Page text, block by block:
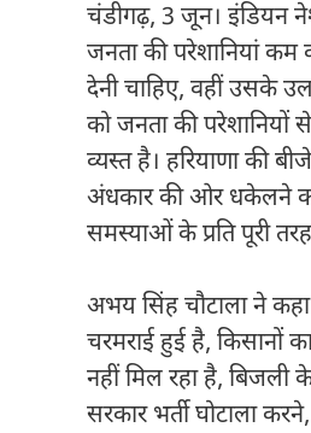
चंडीगढ़, 3 जून। इंडियन
जनता की परेशानियां कम
देनी चाहिए, वहीं उसके
को जनता की परेशानियों
व्यस्त है। हरियाणा की
अंधकार की ओर धकेलने का
समस्याओं के प्रति पूरी
अभय सिंह चौटाला ने
चरमराई हुई है, किसानों
नहीं मिल रहा है, बिजली
सरकार भर्ती घोटाला